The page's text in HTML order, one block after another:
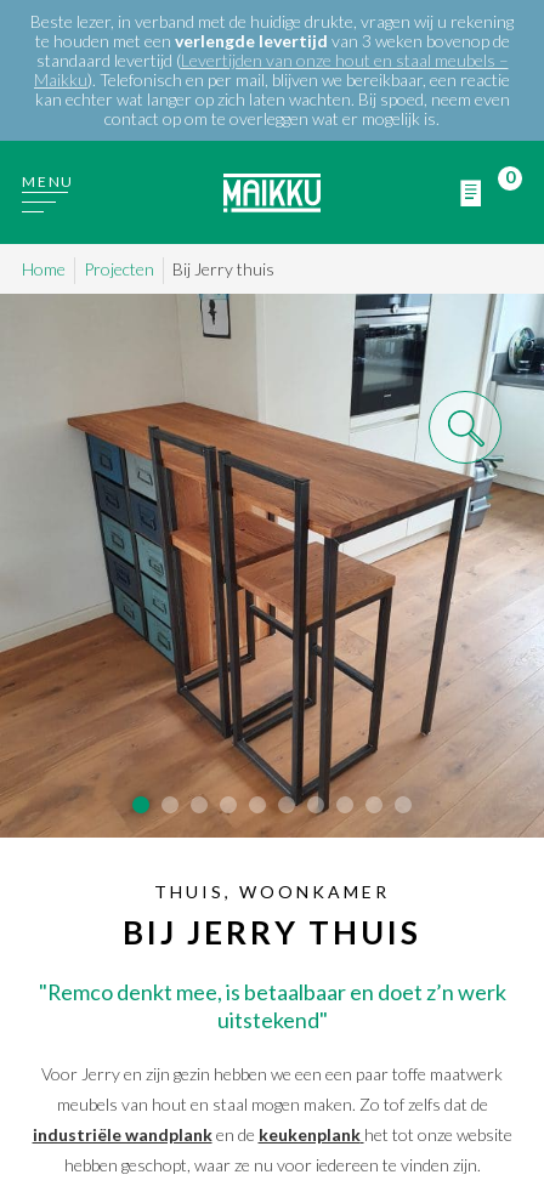
Beste lezer, in verband met de huidige drukte, vragen wij u rekening
te houden met een verlengde levertijd van 3 weken bovenop de
standaard levertijd (Levertijden van onze hout en staal meubels –
Maikku). Telefonisch en per mail, blijven we bereikbaar, een reactie
kan echter wat langer op zich laten wachten. Bij spoed, neem even
contact op om te overleggen wat er mogelijk is.
MENU 0
WIE ZIJN WIJ
PRODUCTEN
PROJECTEN
BLOG
SAMPLE SALE
Maatwerk aanvragen
Levering en Retour
Levertijden
Contact
Home Projecten Bij Jerry thuis
THUIS WOONKAMER
BIJ JERRY THUIS
"Remco denkt mee, is betaalbaar en doet z’n werk
uitstekend"
Voor Jerry en zijn gezin hebben we een een paar toffe maatwerk
meubels van hout en staal mogen maken. Zo tof zelfs dat de
industriële wandplanken de keukenplank het tot onze website
hebben geschopt, waar ze nu voor iedereen te vinden zijn.